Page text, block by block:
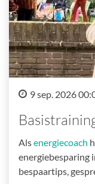
9 sep. 2026
Alsenergiecoach
energiebesparing
bespaartips,